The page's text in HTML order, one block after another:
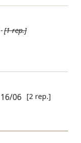
[1 rep.]
16/06 [2 rep.]